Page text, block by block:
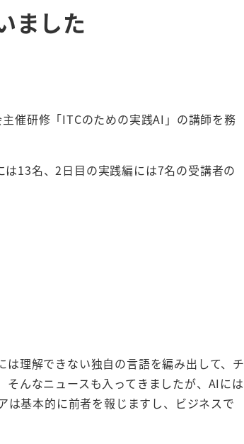
ました
催研修「ITCのための実践AI」の講師を務
13名、2日目の実践編には7名の受講者の
理解できない独自の言語を編み出して、チ
んなニュースも入ってきましたが、AIには
は基本的に前者を報じますし、ビジネスで